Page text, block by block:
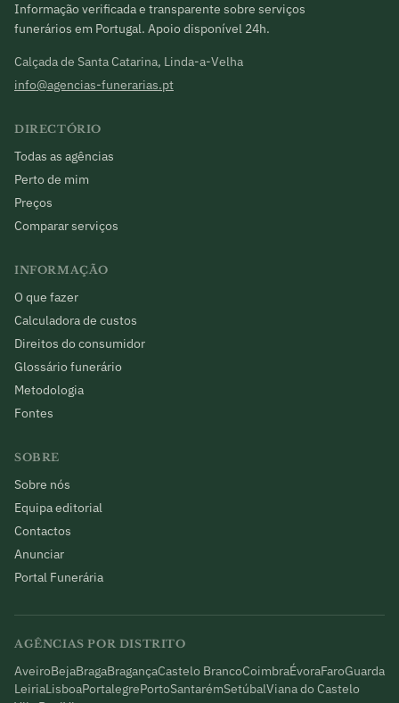
Informação verificada e transparente sobre serviços
funerários em Portugal. Apoio disponível 24h.
Calçada de Santa Catarina, Linda-a-Velha
info@agencias-funerarias.pt
DIRECTÓRIO
Todas as agências
Perto de mim
Preços
Comparar serviços
INFORMAÇÃO
O que fazer
Calculadora de custos
Direitos do consumidor
Glossário funerário
Metodologia
Fontes
SOBRE
Sobre nós
Equipa editorial
Contactos
Anunciar
Portal Funerária
AGÊNCIAS POR DISTRITO
AveiroBejaBragaBragançaCastelo BrancoCoimbraÉvoraFaroGuarda
LeiriaLisboaPortalegrePortoSantarémSetúbalViana do Castelo